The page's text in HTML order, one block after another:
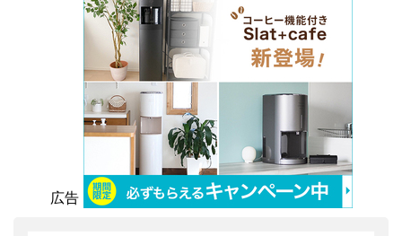
広告